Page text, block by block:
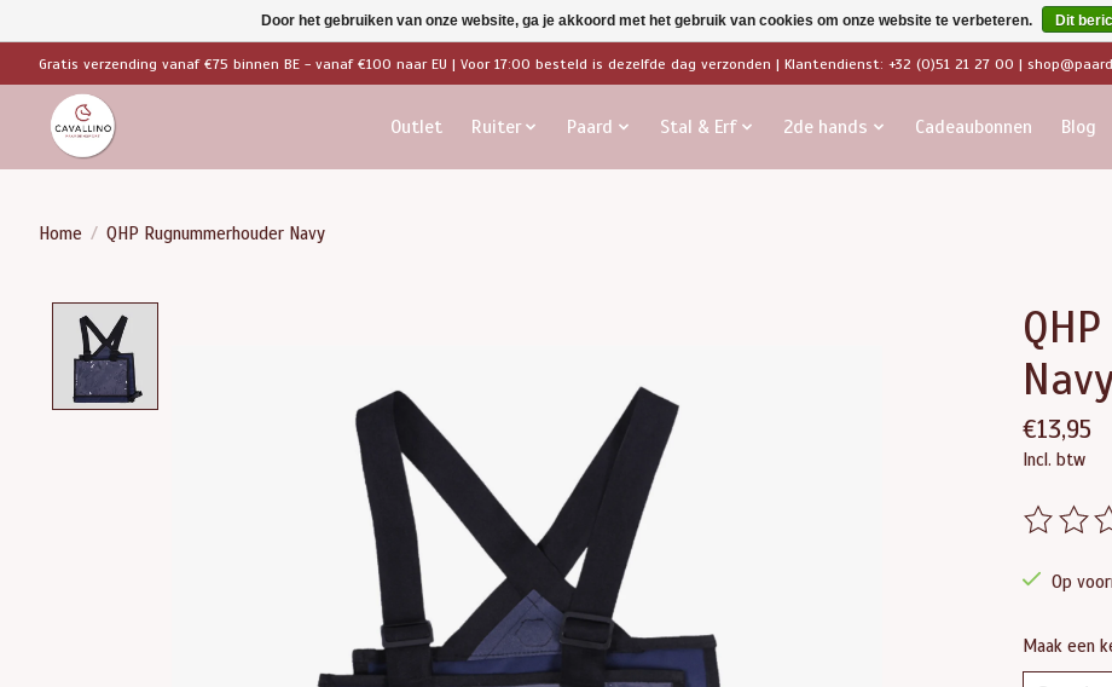
Gratis verzending vanaf €75 binnen BE - vanaf €100 naar EU | Voor 17:00 besteld is dezelfde dag verzonden | Klantendienst: +32 (0)51 21 27 00 |
Outlet Ruiter Paard Stal & Erf 2de hands Cadeaubonnen Blog
Home / QHP Rugnummerhouder Navy
€13,95
Incl. btw
De
Op
Maak een
Door het gebruiken van onze website, ga je akkoord met het gebruik van cookies om onze website te verbeteren. Dit